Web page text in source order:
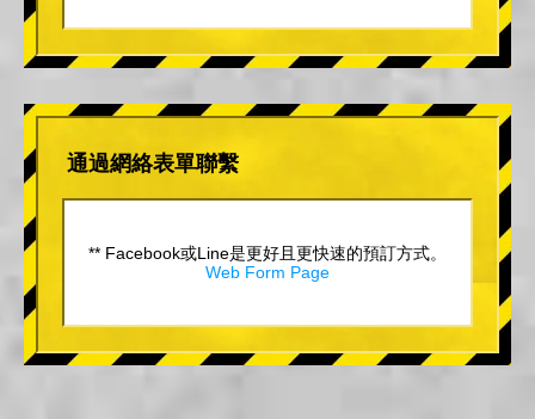
通過網絡表單聯繫
** Facebook或Line是更好且更快速的預訂方式。
Web Form Page